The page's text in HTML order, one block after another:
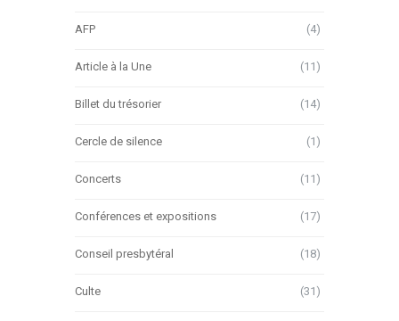
AFP (4)
Article à la Une (11)
Billet du trésorier (14)
Cercle de silence (1)
Concerts (11)
Conférences et expositions (17)
Conseil presbytéral (18)
Culte (31)